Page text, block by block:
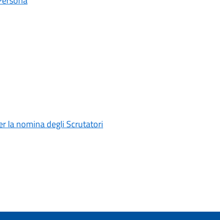
la nomina degli Scrutatori